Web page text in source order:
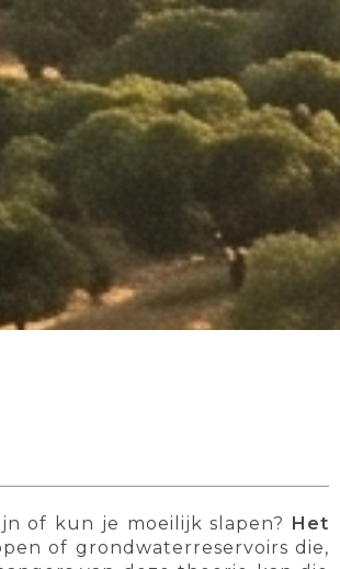
of kun je moeilijk slapen? Het
of grondwaterreservoirs die,